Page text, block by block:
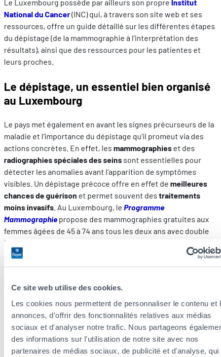
Ce site web utilise des cookies.
Les cookies nous permettent de personnaliser le contenu et
annonces, d'offrir des fonctionnalités relatives aux médias
sociaux et d'analyser notre trafic. Nous partageons
des informations sur l'utilisation de notre site avec nos
partenaires de médias sociaux, de publicité et d'analyse, qui
Le Luxembourg possède par ailleurs son propre Institut
National du Cancer(INC) qui, à travers son site web et ses
ressources, offre un guide détaillé sur les différentes étapes
du dépistage (de la mammographie à l’interprétation des
résultats), ainsi que des ressources pour les patientes et
leurs proches.
Le dépistage, un essentiel bien organisé
au Luxembourg
Le pays met également en avant les signes précurseurs de la
maladie et l’importance du dépistage qu’il promeut via des
actions concrètes. En effet, les mammographies et des
radiographiesspéciales des seins sont essentielles pour
détecter les anomalies avant l’apparition de symptômes
visibles. Un dépistage précoce offre en effet de meilleures
chances de guérison et permet souvent des traitements
moins invasifs . Au Luxembourg, le Programme
Mammographiepropose des mammographies gratuites aux
femmes âgées de 45 à 74 ans tous les deux ans avec double
lecture des résultats. L’objectif est de garantir que toutes les
femmes de cette tranche d’âge aient accès au dépistage
régulier et efficace.
Le gouvernement reconnaît également l’importance du
cancer du sein et propose des
ressources psychologiques
. De plus, des acteurs tels que la
Europa Donna Luxembourg
accompagnent les patients et